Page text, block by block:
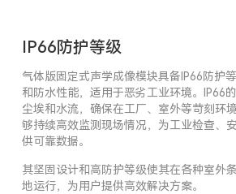
IP66防护等级
气体版固定式声学成像模块具备IP66防护
和防水性能，适用于恶劣工业环境。IP66
尘埃和水流，确保在工厂、室外等苛刻环
够持续高效监测现场情况，为工业检查、
供可靠数据。
其坚固设计和高防护等级使其在各种室外
地运行，为用户提供高效解决方案。